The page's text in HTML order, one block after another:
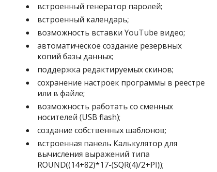
встроенный генератор паролей;
встроенный календарь;
возможность вставки YouTube видео;
автоматическое создание резервных
копий базы данных;
поддержка редактируемых скинов;
сохранение настроек программы в реестре
или в файле;
возможность работать со сменных
носителей (USB flash);
создание собственных шаблонов;
встроенная панель Калькулятор для
вычисления выражений типа
ROUND((14+82)*17-(SQR(4)/2+PI));